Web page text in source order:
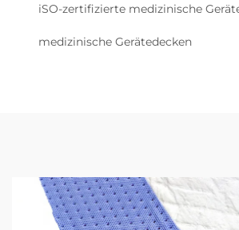
iSO-zertifizierte medizinische
medizinische Gerätedecken